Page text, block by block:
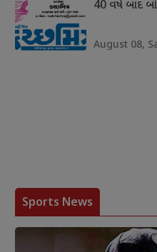
40 વર્ષ બાદ
August 08,
Sports News